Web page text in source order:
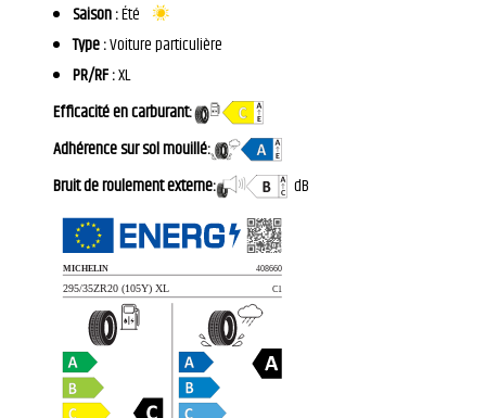
Saison :Été
Type :Voiture particulière
PR/RF :XL
Efficacité en carburant:
Adhérence sur sol mouillé:
Bruit de roulement externe:
dB